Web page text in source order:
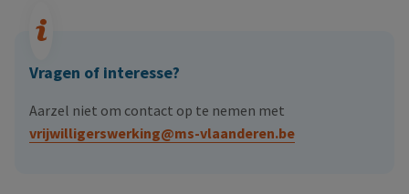
Vragen of interesse?
Aarzel niet om contact op te nemen met
vrijwilligerswerking@ms-vlaanderen.be